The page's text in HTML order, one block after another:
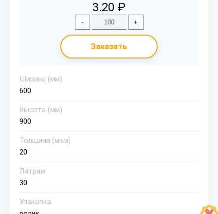
3.20 ₽
- +
Заказать
Ширина (мм)
600
Высота (мм)
900
Толщина (мкм)
20
Литраж
30
Упаковка